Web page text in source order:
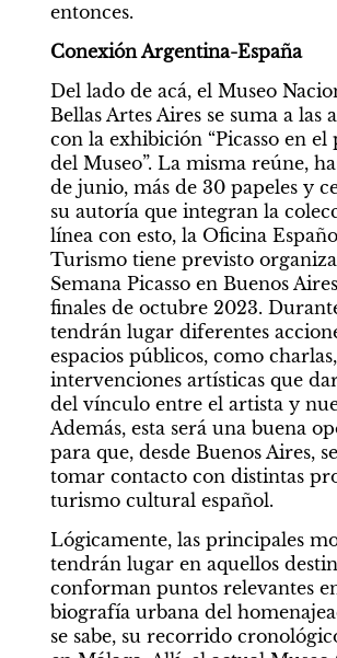
entonces.
Conexión Argentina-España
Del lado de acá, el Museo
Bellas Artes Aires se suma a las
con la exhibición “Picasso en
del Museo”. La misma reúne,
de junio, más de 30 papeles y
su autoría que integran la
línea con esto, la Oficina
Turismo tiene previsto
Semana Picasso en Buenos
finales de octubre 2023.
tendrán lugar diferentes
espacios públicos, como
intervenciones artísticas que
del vínculo entre el artista y
Además, esta será una buena
para que, desde Buenos Aires,
tomar contacto con distintas
turismo cultural español.
Lógicamente, las principales
tendrán lugar en aquellos
conforman puntos relevantes
biografía urbana del
se sabe, su recorrido